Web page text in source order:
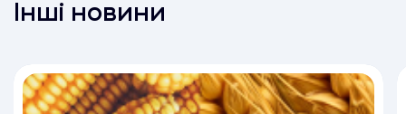
Інші новини